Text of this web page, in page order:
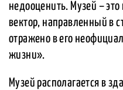
недооценить. Музей – это
вектор, направленный в
отражено в его
жизни».
Музей располагается в